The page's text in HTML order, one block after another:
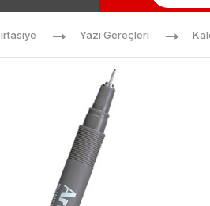
Yazı Gereçleri